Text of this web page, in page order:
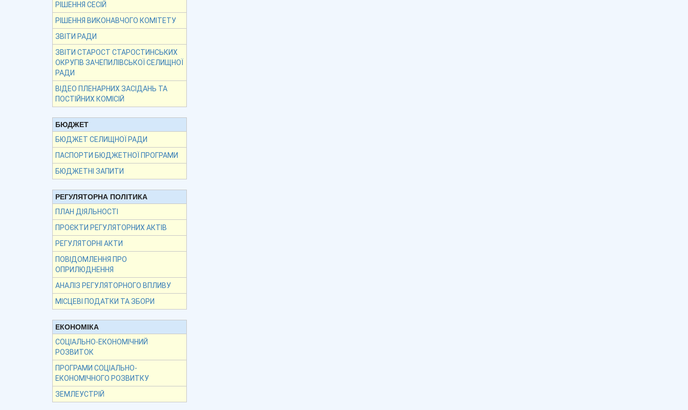
РІШЕННЯ СЕСІЙ
РІШЕННЯ ВИКОНАВЧОГО КОМІТЕТУ
ЗВІТИ РАДИ
ЗВІТИ СТАРОСТ СТАРОСТИНСЬКИХ
ОКРУГІВ ЗАЧЕПИЛІВСЬКОЇ СЕЛИЩНОЇ
РАДИ
ВІДЕО ПЛЕНАРНИХ ЗАСІДАНЬ ТА
ПОСТІЙНИХ КОМІСІЙ
БЮДЖЕТ
БЮДЖЕТ СЕЛИЩНОЇ РАДИ
ПАСПОРТИ БЮДЖЕТНОЇ ПРОГРАМИ
БЮДЖЕТНІ ЗАПИТИ
РЕГУЛЯТОРНА ПОЛІТИКА
ПЛАН ДІЯЛЬНОСТІ
ПРОЄКТИ РЕГУЛЯТОРНИХ АКТІВ
РЕГУЛЯТОРНІ АКТИ
ПОВІДОМЛЕННЯ ПРО
ОПРИЛЮДНЕННЯ
АНАЛІЗ РЕГУЛЯТОРНОГО ВПЛИВУ
МІСЦЕВІ ПОДАТКИ ТА ЗБОРИ
ЕКОНОМІКА
СОЦІАЛЬНО-ЕКОНОМІЧНИЙ
РОЗВИТОК
ПРОГРАМИ СОЦІАЛЬНО-
ЕКОНОМІЧНОГО РОЗВИТКУ
ЗЕМЛЕУСТРІЙ